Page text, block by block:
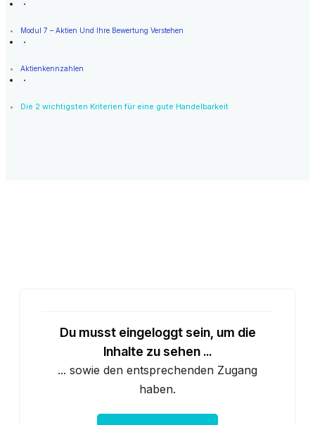
Modul 7 – Aktien Und Ihre Bewertung Verstehen
Aktienkennzahlen
Die 2 wichtigsten Kriterien für eine gute Handelbarkeit
Du musst eingeloggt sein, um die
Inhalte zu sehen ...
... sowie den entsprechenden Zugang
haben.